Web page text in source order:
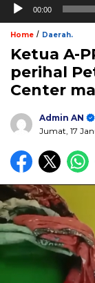
00:00
Home / Daerah.
Ketua A-
perihal
Center
Admin AN
Jumat, 17